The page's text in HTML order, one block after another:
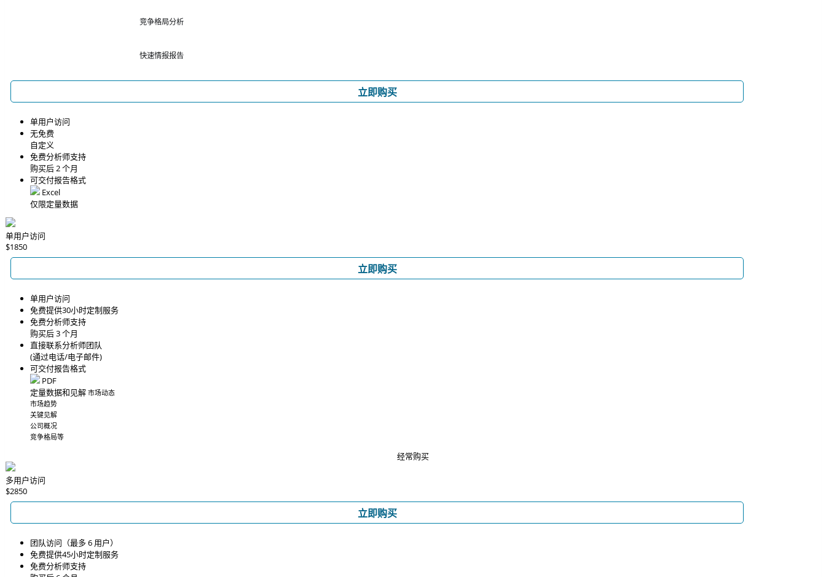
竞争格局分析
快速情报报告
立即购买
单用户访问
无免费
自定义
免费分析师支持
购买后 2 个月
可交付报告格式
Excel
仅限定量数据
单用户访问
$1850
立即购买
单用户访问
免费提供30小时定制服务
免费分析师支持
购买后 3 个月
直接联系分析师团队
(通过电话/电子邮件)
可交付报告格式
PDF
定量数据和见解 市场动态
市场趋势
关键见解
公司概况
竞争格局等
经常购买
多用户访问
$2850
立即购买
团队访问（最多 6 用户）
免费提供45小时定制服务
免费分析师支持